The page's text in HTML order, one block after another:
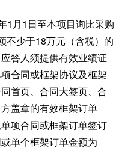
1月1日至本项目询比采购
不少于18万元（含税）的
答人须提供有效业绩证
合同或框架协议及框架
首页、合同大签页、合
盖章的有效框架订单
项合同或框架订单签订
单个框架订单金额为